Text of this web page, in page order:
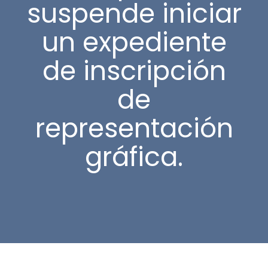
suspende iniciar
un expediente
de inscripción
de
representación
gráfica.